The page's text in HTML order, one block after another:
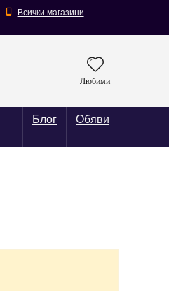
Всички магазини
Любими
Блог Обяви